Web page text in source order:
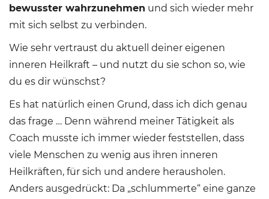
bewusster wahrzunehmen und sich wieder mehr
mit sich selbst zu verbinden.
Wie sehr vertraust du aktuell deiner eigenen
inneren Heilkraft – und nutzt du sie schon so, wie
du es dir wünschst?
Es hat natürlich einen Grund, dass ich dich genau
das frage … Denn während meiner Tätigkeit als
Coach musste ich immer wieder feststellen, dass
viele Menschen zu wenig aus ihren inneren
Heilkräften, für sich und andere herausholen.
Anders ausgedrückt: Da „schlummerte“ eine ganze